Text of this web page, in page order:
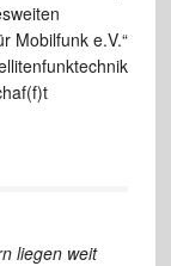
Mobilfunk e.V.“
liegen weit